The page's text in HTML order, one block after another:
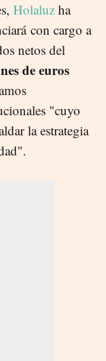
Holaluz ha
con cargo a
netos del
de euros
"cuyo
la estrategia